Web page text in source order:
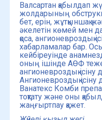
Валсартан қабылдап
жолдарының
бет, ерін, жұтқыншақ
әкелетін көмей мен
қоса, ангионевроздық
хабарламалар бар.
кейбіреуінде
оның ішінде АӨФ
ангионевроздық ісіну
Ангионевроздық
Ванатекс Комби
тоқтату және оны
жаңғыртпау қажет.